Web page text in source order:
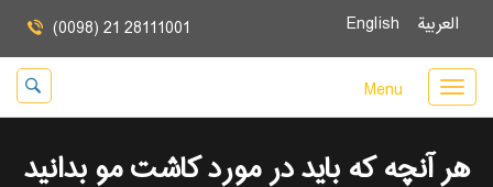
العربية (0098) 21 28111001
Menu
هر آنچه که باید در مورد کاشت مو بدانید